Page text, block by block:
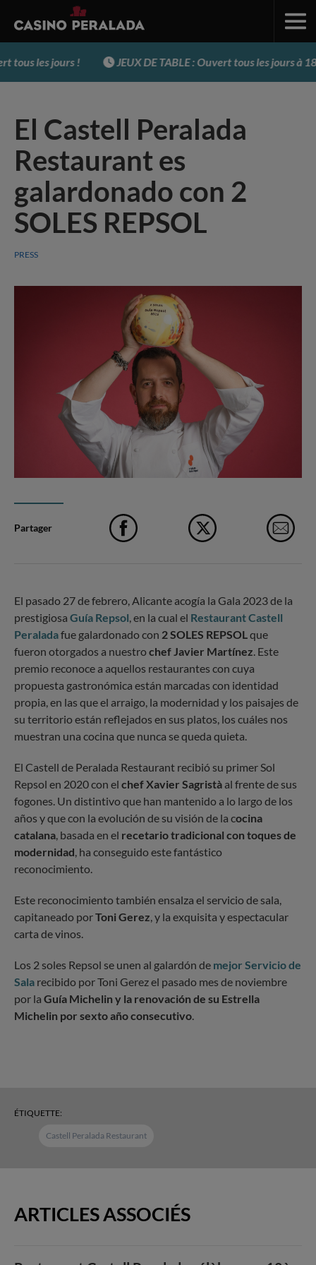
les jours ! JEUX DE TABLE : Ouvert tous les jours à 18
El Castell Peralada
Restaurant es
galardonado con 2
SOLES REPSOL
PRESS
Partager
El pasado 27 de febrero, Alicante acogía la Gala 2023 de la
prestigiosa Guía Repsol, en la cual el Restaurant Castell
Peraladafue galardonado con 2 SOLES REPSOLque
fueron otorgados a nuestrochef Javier Martínez. Este
premio reconoce a aquellos restaurantes con cuya
propuesta gastronómica están marcadas con identidad
propia, en las que el arraigo, la modernidad y los paisajes de
su territorio están reflejados en sus platos, los cuáles nos
muestran una cocina que nunca se queda quieta.
El Castell de Peralada Restaurant recibió su primer Sol
Repsol en 2020 con el chef Xavier Sagristà al frente de sus
fogones. Un distintivo que han mantenido a lo largo de los
años y que con la evolución de su visión de la cocina
catalana, basada en el recetario tradicional con toques de
modernidad, ha conseguido este fantástico
reconocimiento.
Este reconocimiento también ensalza el servicio de sala,
capitaneado porToni Gerez, y la exquisita y espectacular
carta de vinos.
Los 2 soles Repsol se unen al galardón de mejor Servicio de
Sala recibido por Toni Gerez el pasado mes de noviembre
por la Guía Michelin y la renovación de su Estrella
Michelin por sexto año consecutivo.
ÉTIQUETTE:
Castell Peralada Restaurant
ARTICLES ASSOCIÉS